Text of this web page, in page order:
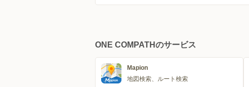
ONE COMPATHのサービス
Mapion
地図検索、ルート検索